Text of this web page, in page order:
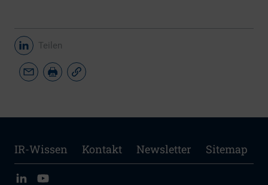
Teilen
IR-Wissen Kontakt Newsletter Sitemap